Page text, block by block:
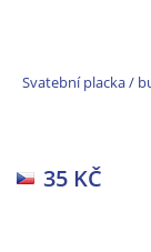
Svatební placka /
35 KČ